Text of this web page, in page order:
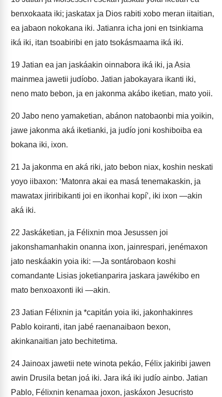
benxokaata iki; jaskatax ja Dios rabiti xobo meran iitaitian,
ea jabaon nokokana iki. Jatianra icha joni en tsinkiama
iká iki, itan tsoabiribi en jato tsokásmaama iká iki.
19 Jatian ea jan jaskáakin oinnabora iká iki, ja Asia
mainmea jawetii judíobo. Jatian jabokayara ikanti iki,
neno mato bebon, ja en jakonma akábo iketian, mato yoii.
20 Jabo neno yamaketian, abánon natobaonbi mia yoikin,
jawe jakonma aká iketianki, ja judío joni koshiboiba ea
bokana iki, ixon.
21 Ja jakonma en aká riki, jato bebon niax, koshin neskati
yoyo iibaxon: ‘Matonra akai ea masá tenemakaskin, ja
mawatax jiriribikanti joi en ikonhai kopí’, iki ixon —akin
aká iki.
22 Jaskáketian, ja Félixnin moa Jesussen joi
jakonshamanhakin onanna ixon, jainrespari, jenémaxon
jato neskáakin yoia iki: —Ja sontárobaon koshi
comandante Lisias joketianparira jaskara jawékibo en
mato benxoaxonti iki —akin.
23 Jatian Félixnin ja *capitán yoia iki, jakonhakinres
Pablo koiranti, itan jabé raenanaibaon bexon,
akinkanaitian jato bechitetima.
24 Jainoax jawetii nete winota pekáo, Félix jakiribi jawen
awin Drusila betan joá iki. Jara iká iki judío ainbo. Jatian
Pablo, Félixnin kenamaa joxon, jaskáxon Jesucristo